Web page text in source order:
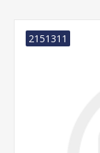
2151311